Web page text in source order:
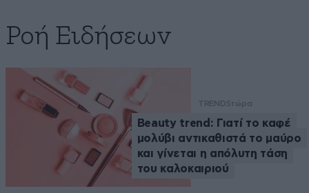
Ροή Ειδήσεων
TRENDSτώρα
Beauty trend: Γιατί το καφέ
μολύβι αντικαθιστά το μαύρο
και γίνεται η απόλυτη τάση
του καλοκαιριού